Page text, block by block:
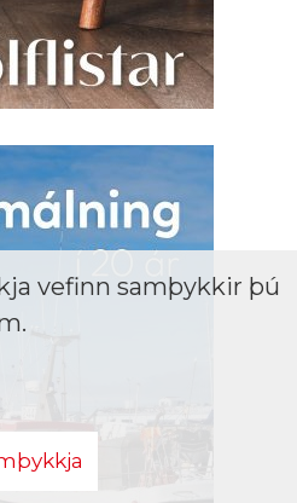
vefinn samþykkir þú